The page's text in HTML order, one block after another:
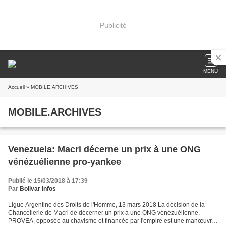
Publicité
MENU
Accueil » MOBILE.ARCHIVES
MOBILE.ARCHIVES
Venezuela: Macri décerne un prix à une ONG
vénézuélienne pro-yankee
Publié le 15/03/2018 à 17:39
Par Bolivar Infos
Ligue Argentine des Droits de l'Homme, 13 mars 2018 La décision de la
Chancellerie de Macri de décerner un prix à une ONG vénézuélienne,
PROVEA, opposée au chavisme et financée par l'empire est une manœuvre